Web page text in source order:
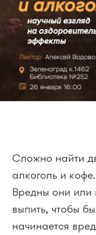
Сложно найти
алкоголь и кофе.
Вредны они или
выпить, чтобы
начинается